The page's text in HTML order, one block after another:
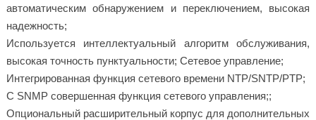
автоматическим обнаружением и переключением, высокая
надежность;
Используется интеллектуальный алгоритм обслуживания,
высокая точность пунктуальности; Сетевое управление;
Интегрированная функция сетевого времени NTP/SNTP/PTP;
С SNMP совершенная функция сетевого управления;;
Опциональный расширительный корпус для дополнительных